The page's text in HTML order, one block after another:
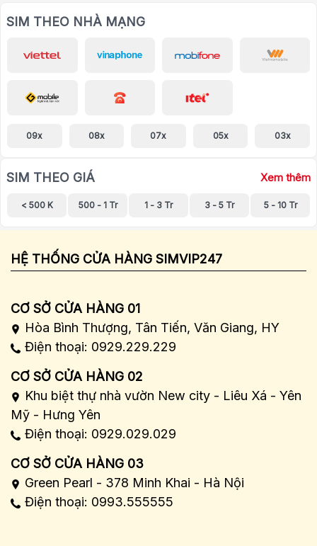
SIM THEO NHÀ MẠNG
09x 08x 07x 05x 03x
SIM THEO GIÁ Xem thêm
< 500 K 500 - 1 Tr 1 - 3 Tr 3 - 5 Tr 5 - 10 Tr
HỆ THỐNG CỬA HÀNG SIMVIP247
CƠ SỞ CỬA HÀNG 01
Hòa Bình Thượng, Tân Tiến, Văn Giang, HY
Điện thoại: 0929.229.229
CƠ SỞ CỬA HÀNG 02
Khu biệt thự nhà vườn New city - Liêu Xá - Yên
Mỹ - Hưng Yên
Điện thoại: 0929.029.029
CƠ SỞ CỬA HÀNG 03
Green Pearl - 378 Minh Khai - Hà Nội
Điện thoại: 0993.555555